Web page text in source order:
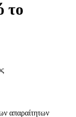
το
απαραίτητων